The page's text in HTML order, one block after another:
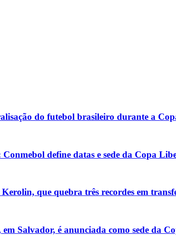
do futebol brasileiro durante a
define datas e sede da Copa
que quebra três recordes em
Salvador, é anunciada como sede da